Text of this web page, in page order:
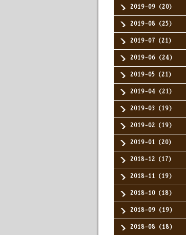
2019-09（20）
2019-08（25）
2019-07（21）
2019-06（24）
2019-05（21）
2019-04（21）
2019-03（19）
2019-02（19）
2019-01（20）
2018-12（17）
2018-11（19）
2018-10（18）
2018-09（19）
2018-08（18）